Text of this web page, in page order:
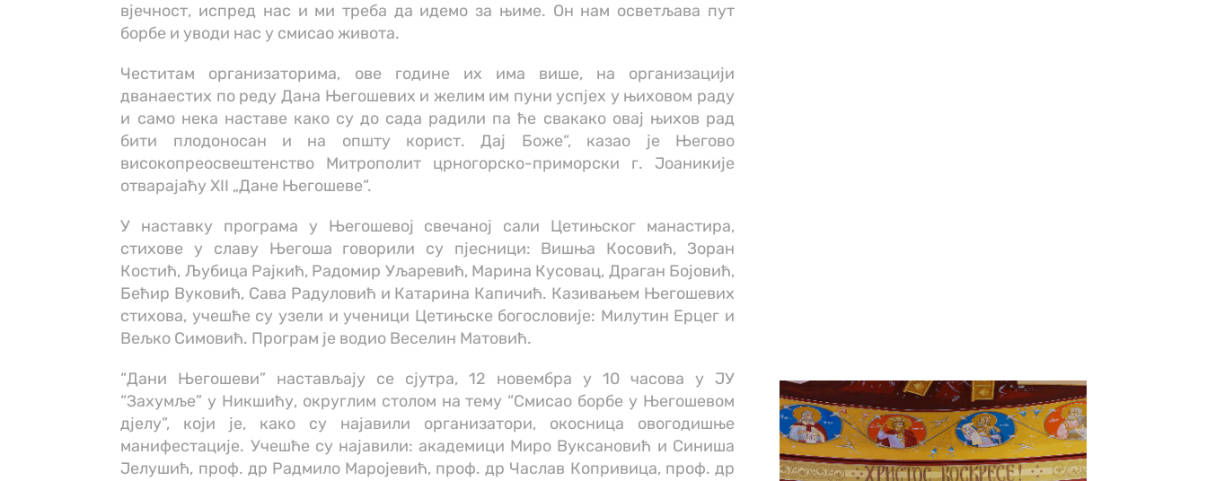
вјечност, испред нас и ми треба да идемо за њиме. Он нам осветљава пут
борбе и уводи нас у смисао живота.
Честитам организаторима, ове године их има више, на организацији
дванаестих по реду Дана Његошевих и желим им пуни успјех у њиховом раду
и само нека наставе како су до сада радили па ће свакако овај њихов рад
бити плодоносан и на општу корист. Дај Боже“, казао је Његово
високопреосвештенство Митрополит црногорско-приморски г. Јоаникије
отварајаћу XII „Дане Његошеве“.
У наставку програма у Његошевој свечаној сали Цетињског манастира,
стихове у славу Његоша говорили су пјесници: Вишња Косовић, Зоран
Костић, Љубица Рајкић, Радомир Уљаревић, Марина Кусовац, Драган Бојовић,
Бећир Вуковић, Сава Радуловић и Катарина Капичић. Казивањем Његошевих
стихова, учешће су узели и ученици Цетињске богословије: Милутин Ерцег и
Вељко Симовић. Програм је водио Веселин Матовић.
“Дани Његошеви” настављају се сјутра, 12 новембра у 10 часова у ЈУ
“Захумље” у Никшићу, округлим столом на тему “Смисао борбе у Његошевом
дјелу”, који је, како су најавили организатори, окосница овогодишње
манифестације. Учешће су најавили: академици Миро Вуксановић и Синиша
Јелушић, проф. др Радмило Маројевић, проф. др Часлав Копривица, проф. др